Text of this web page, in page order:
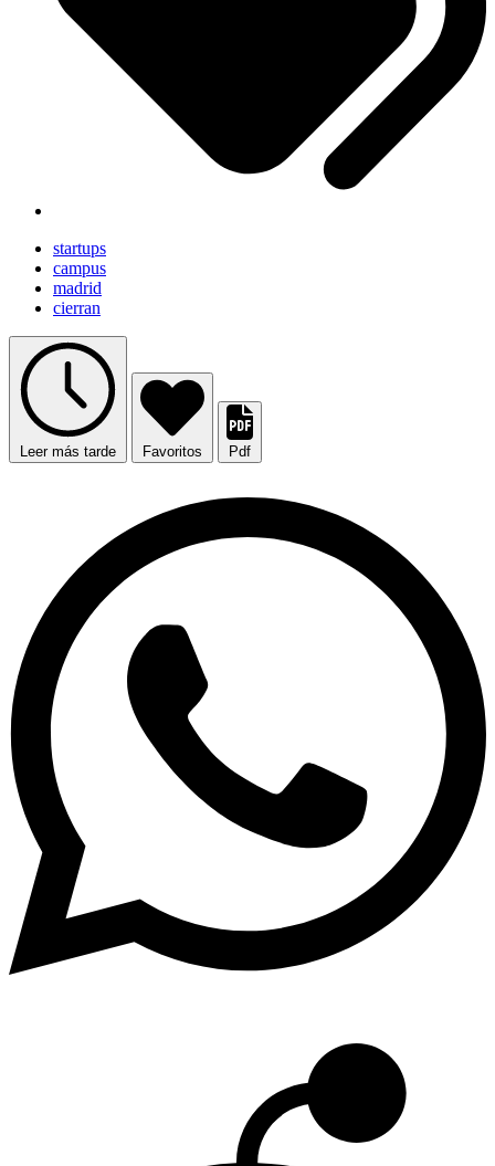
startups
campus
madrid
cierran
Leer más tarde Favoritos Pdf